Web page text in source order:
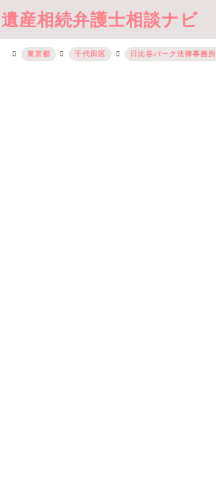
遺産相続弁護士相談ナビ
東京都 千代田区 日比谷パーク法律事務所